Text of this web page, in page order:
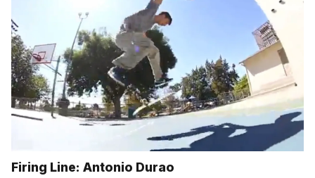
Firing Line: Antonio Durao